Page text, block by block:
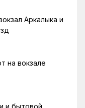
Аркалыка и
на вокзале
и бытовой